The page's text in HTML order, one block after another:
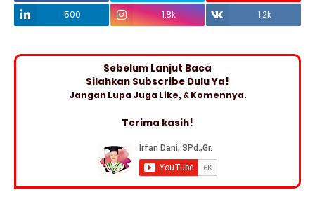
500 1.8k 1.2k
Sebelum Lanjut Baca
Silahkan Subscribe Dulu Ya!
Jangan Lupa Juga Like, & Komennya.
Terima kasih!